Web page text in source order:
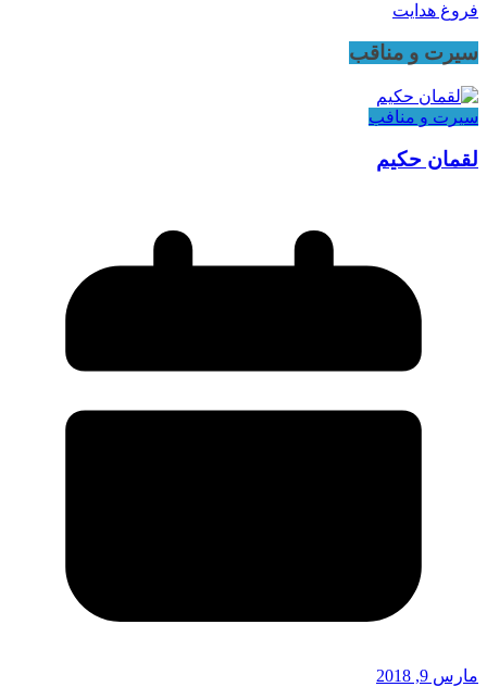
فروغ هدایت
سیرت و مناقب
سیرت و منافب
لقمان حکیم
مارس 9, 2018